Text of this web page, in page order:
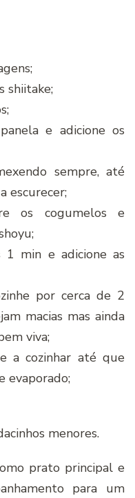
shiitake;
e adicione os
sempre, até
escurecer;
os cogumelos e
1 min e adicione as
por cerca de 2
macias mas ainda
viva;
a cozinhar até que
evaporado;
menores.
prato principal e
para um